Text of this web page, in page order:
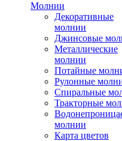
Молнии
Декоративные
молнии
Джинсовые
Металлические
молнии
Потайные
Рулонные
Спиральные
Тракторные
молнии
Карта цветов